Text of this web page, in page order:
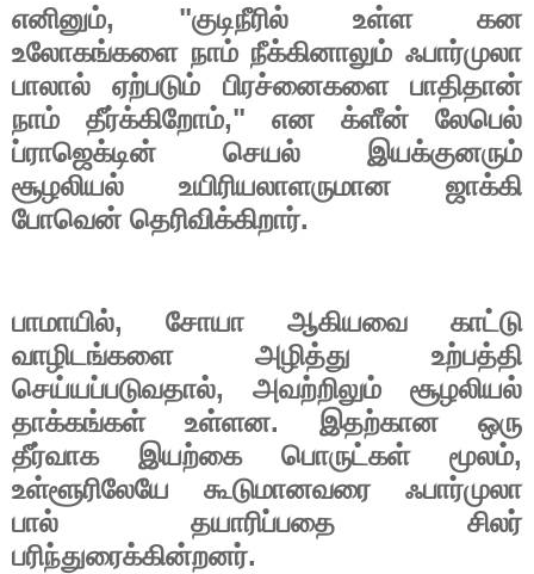
எனினும், "குடிநீரில் உள்ள
கன
உலோகங்களை நாம் நீக்கினாலும் ஃபார்முலா
பாலால்
ஏற்படும் பிரச்னைகளை
பாதிதான்
நாம்
தீர்க்கிறோம்," என க்ளீன்
லேபெல்
ப்ராஜெக்டின்
செயல்
இயக்குனரும்
சூழலியல்
உயிரியலாளருமான
ஜாக்கி
போவென் தெரிவிக்கிறார்.
பாமாயில், சோயா ஆகியவை
காட்டு
வாழிடங்களை
அழித்து
உற்பத்தி
செய்யப்படுவதால், அவற்றிலும்
சூழலியல்
தாக்கங்கள்
உள்ளன. இதற்கான
ஒரு
தீர்வாக
இயற்கை பொருட்கள் மூலம்,
உள்ளூரிலேயே கூடுமானவரை
ஃபார்முலா
பால்
தயாரிப்பதை
சிலர்
பரிந்துரைக்கின்றனர்.